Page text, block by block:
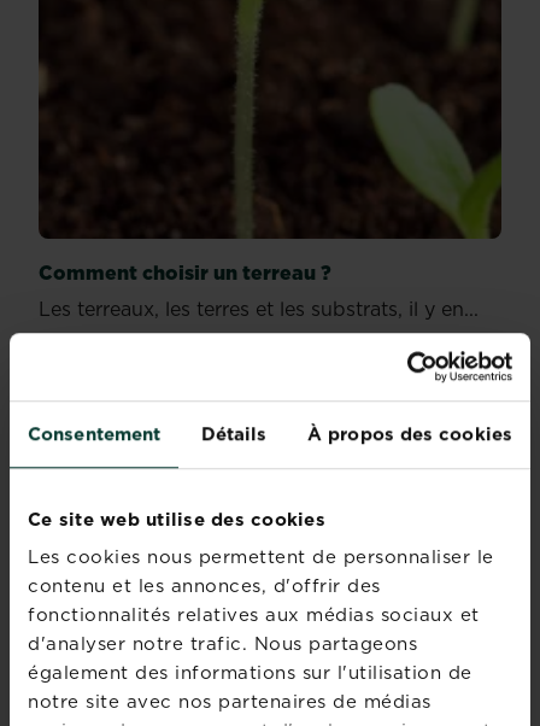
Consentement Détails À propos des cookies
Ce site web utilise des cookies
Les cookies nous permettent de personnaliser le
contenu et les annonces, d'offrir des
fonctionnalités relatives aux médias sociaux et
d'analyser notre trafic. Nous partageons
également des informations sur l'utilisation de
notre site avec nos partenaires de médias
Comment choisir un terreau ?
Les terreaux, les terres et les substrats, il y en...